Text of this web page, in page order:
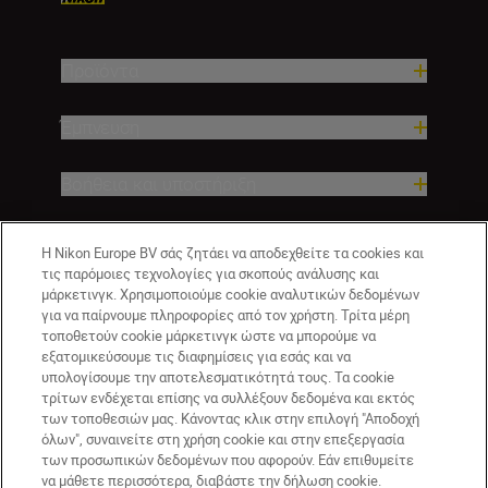
GR Nikon Sites
Η Nikon Europe BV σάς ζητάει να αποδεχθείτε τα cookies και
τις παρόμοιες τεχνολογίες για σκοπούς ανάλυσης και
μάρκετινγκ. Χρησιμοποιούμε cookie αναλυτικών δεδομένων
για να παίρνουμε πληροφορίες από τον χρήστη. Τρίτα μέρη
τοποθετούν cookie μάρκετινγκ ώστε να μπορούμε να
εξατομικεύσουμε τις διαφημίσεις για εσάς και να
υπολογίσουμε την αποτελεσματικότητά τους. Τα cookie
τρίτων ενδέχεται επίσης να συλλέξουν δεδομένα και εκτός
των τοποθεσιών μας. Κάνοντας κλικ στην επιλογή "Αποδοχή
όλων", συναινείτε στη χρήση cookie και στην επεξεργασία
των προσωπικών δεδομένων που αφορούν. Εάν επιθυμείτε
να μάθετε περισσότερα, διαβάστε την δήλωση cookie.